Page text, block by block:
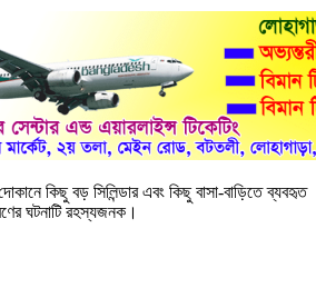
কিছু বড় সিলিন্ড‍ার এবং কিছু বাসা-বাড়িতে ব্যবহৃত
ঘটনাটি রহস্যজনক।